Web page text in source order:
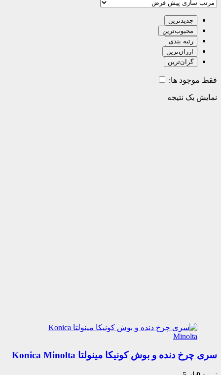
جدیدترین
محبوب‌ترین
رتبه بندی
ارزان‌ترین
گران‌ترین
فقط موجود ها:
نمایش یک نتیجه
سری چرخ دنده و بوش کونیکا مینولتا Konica Minolta